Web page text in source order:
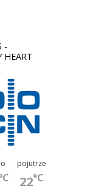
-
HEART
pojutrze
22°C